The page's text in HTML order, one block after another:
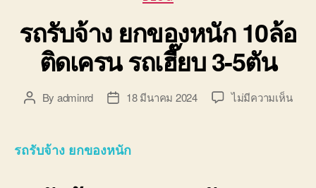
รถรับจ้าง ยกของหนัก 10ล้อ
ติดเครน รถเฮี๊ยบ 3-5ตัน
PostBy adminrd
Post18 มีนาคม 2024 ไม่มีความเห็นบน
รถรับจ้าง ยกของหนัก